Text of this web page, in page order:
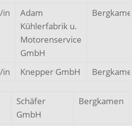
in
Adam
Kühlerfabrik u.
Motorenservice
GmbH
Bergkamen
in Knepper GmbH Bergkamen
Schäfer
GmbH
Bergkamen